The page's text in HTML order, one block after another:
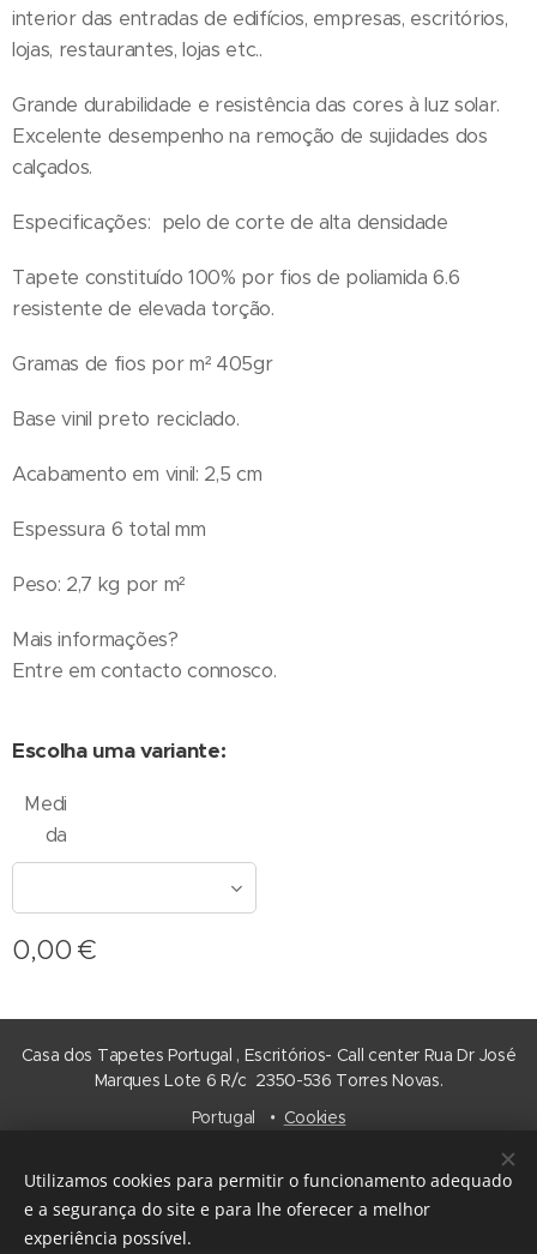
interior das entradas de edifícios, empresas, escritórios,
lojas, restaurantes, lojas etc..
Grande durabilidade e resistência das cores à luz solar.
Excelente desempenho na remoção de sujidades dos
calçados.
Especificações: pelo de corte de alta densidade
Tapete constituído 100% por fios de poliamida 6.6
resistente de elevada torção.
Gramas de fios por m² 405gr
Base vinil preto reciclado.
Acabamento em vinil: 2,5 cm
Espessura 6 total mm
Peso: 2,7 kg por m²
Mais informações?
Entre em contacto connosco.
Escolha uma variante:
Medi
da
0,00 €
Casa dos Tapetes Portugal , Escritórios- Call center Rua Dr José
Marques Lote 6 R/c 2350-536 Torres Novas.
Portugal
Cookies
Português
Español
Utilizamos cookies para permitir o funcionamento adequado
e a segurança do site e para lhe oferecer a melhor
experiência possível.